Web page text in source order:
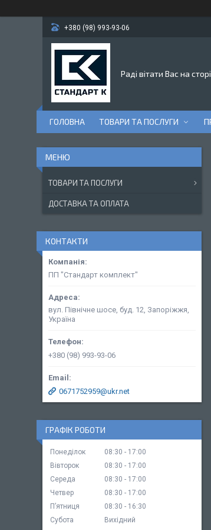
+380 (98) 993-93-06
Раді вітати Вас на
ГОЛОВНА ТОВАРИ ТА ПОСЛУГИ
ТОВАРИ ТА ПОСЛУГИ
ДОСТАВКА ТА ОПЛАТА
КОНТАКТИ
ПП "Стандарт комплект"
вул. Північне шосе, буд. 12, Запоріжжя,
Україна
+380 (98) 993-93-06
0671752959@ukr.net
ГРАФІК РОБОТИ
Понеділок 08:30
17:00
Вівторок
08:30
17:00
Середа
08:30
17:00
Четвер
08:30
17:00
Пʼятниця
08:30
16:30
Субота
Вихідний